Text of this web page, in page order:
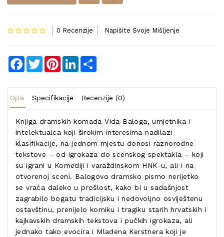
0 Recenzije Napišite Svoje Mišljenje
Facebook
TwitterPinterestLinkedIn
Opis Specifikacije Recenzije (0)
Knjiga dramskih komada Vida Baloga, umjetnika i
intelektualca koji širokim interesima nadilazi
klasifikacije, na jednom mjestu donosi raznorodne
tekstove – od igrokaza do scenskog spektakla – koji
su igrani u Komediji i varaždinskom HNK-u, ali i na
otvorenoj sceni. Balogovo dramsko pismo nerijetko
se vraća daleko u prošlost, kako bi u sadašnjost
zagrabilo bogatu tradicijsku i nedovoljno osviještenu
ostavštinu, prenijelo komiku i tragiku starih hrvatskih i
kajkavskih dramskih tekstova i pučkih igrokaza, ali
jednako tako evocira i Mladena Kerstnera koji je